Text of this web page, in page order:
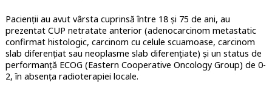
Pacienţii au avut vârsta cuprinsă între 18 și 75 de ani, au
prezentat CUP netratate anterior (adenocarcinom metastatic
confirmat histologic, carcinom cu celule scuamoase, carcinom
slab diferențiat sau neoplasme slab diferențiate) și un status de
performanță ECOG (Eastern Cooperative Oncology Group) de 0-
2, în absenţa radioterapiei locale.